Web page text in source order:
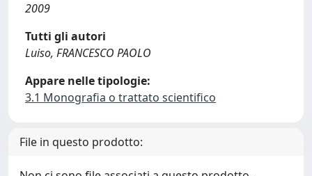
2009
Tutti gli autori
Luiso, FRANCESCO PAOLO
Appare nelle tipologie:
3.1 Monografia o trattato scientifico
File in questo prodotto: